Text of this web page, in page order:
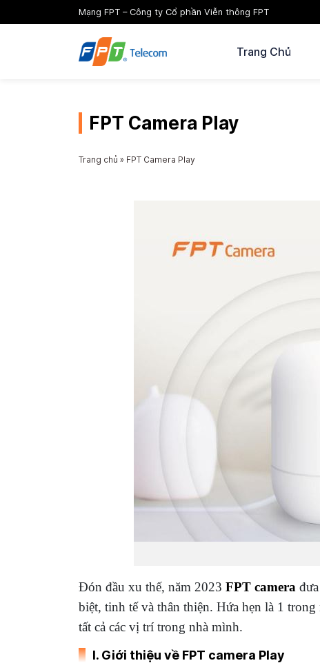
Mạng FPT – Công ty Cổ phần Viễn thông FPT
Trang Chủ
FPT Camera Play
Trang chủ » FPT Camera Play
Đón đầu xu thế, năm 2023 FPT camera
biệt, tinh tế và thân thiện. Hứa hẹn là 1
tất cả các vị trí trong nhà mình.
I. Giới thiệu về FPT camera Play